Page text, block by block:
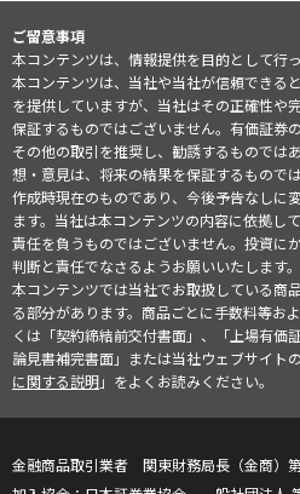
ご留意事項
本コンテンツは、情報提供を目的として行っ
本コンテンツは、当社や当社が信頼できる
を提供していますが、当社はその正確性や
保証するものではございません。有価証券
その他の取引を推奨し、勧誘するものでは
想・意見は、将来の結果を保証するもので
作成時現在のものであり、今後予告なしに
ます。当社は本コンテンツの内容に依拠し
責任を負うものではございません。投資に
判断と責任でなさるようお願いいたします。
本コンテンツでは当社でお取扱している商
る部分があります。商品ごとに手数料等お
くは「契約締結前交付書面」、「上場有価
論見書補完書面」または当社ウェブサイト
に関する説明」をよくお読みください。
金融商品取引業者 関東財務局長（金商）